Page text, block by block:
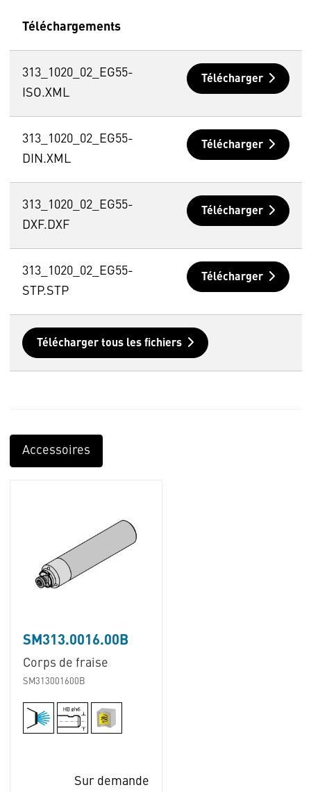
Téléchargements
313_1020_02_EG55-
ISO.XML
Télécharger
313_1020_02_EG55-
DIN.XML
Télécharger
313_1020_02_EG55-
DXF.DXF
Télécharger
313_1020_02_EG55-
STP.STP
Télécharger
Télécharger tous les fichiers
Accessoires
SM313.0016.00B
Corps de fraise
SM313001600B
Sur demande